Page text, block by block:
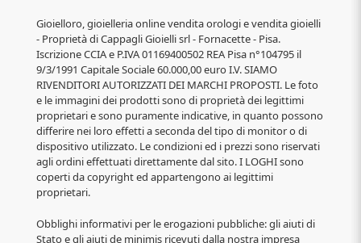
Gioielloro, gioielleria online vendita orologi e vendita gioielli
- Proprietà di Cappagli Gioielli srl - Fornacette - Pisa.
Iscrizione CCIA e P.IVA 01169400502 REA Pisa n°104795 il
9/3/1991 Capitale Sociale 60.000,00 euro I.V. SIAMO
RIVENDITORI AUTORIZZATI DEI MARCHI PROPOSTI. Le foto
e le immagini dei prodotti sono di proprietà dei legittimi
proprietari e sono puramente indicative, in quanto possono
differire nei loro effetti a seconda del tipo di monitor o di
dispositivo utilizzato. Le condizioni ed i prezzi sono riservati
agli ordini effettuati direttamente dal sito. I LOGHI sono
coperti da copyright ed appartengono ai legittimi
proprietari.
Obblighi informativi per le erogazioni pubbliche: gli aiuti di
Stato e gli aiuti de minimis ricevuti dalla nostra impresa